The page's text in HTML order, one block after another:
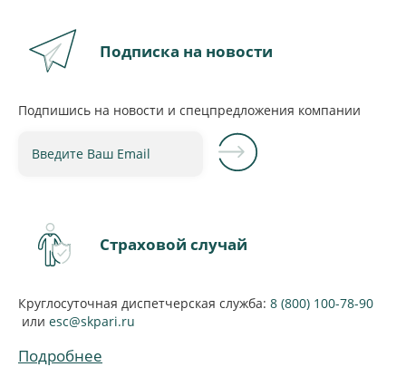
Подписка на новости
Подпишись на новости и спецпредложения компании
Введите Ваш Email
Страховой случай
Круглосуточная диспетчерская служба: 8 (800) 100-78-90
или esc@skpari.ru
Подробнее